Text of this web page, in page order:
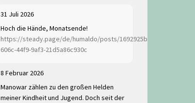
31 Juli 2026
Hoch die Hände, Monatsende!
https://steady.page/de/humaldo/posts/1692925b-
606c-44f9-9af3-21d5a86c930c
8 Februar 2026
Manowar zählen zu den großen Helden
meiner Kindheit und Jugend. Doch seit der